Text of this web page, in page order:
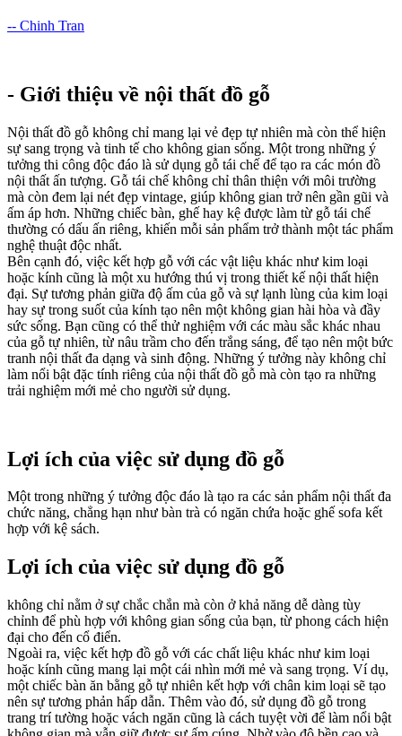
-- Chinh Tran
- Giới thiệu về nội thất đồ gỗ
Nội thất đồ gỗ không chỉ mang lại vẻ đẹp tự nhiên mà còn thể hiện
sự sang trọng và tinh tế cho không gian sống. Một trong những ý
tưởng thi công độc đáo là sử dụng gỗ tái chế để tạo ra các món đồ
nội thất ấn tượng. Gỗ tái chế không chỉ thân thiện với môi trường
mà còn đem lại nét đẹp vintage, giúp không gian trở nên gần gũi và
ấm áp hơn. Những chiếc bàn, ghế hay kệ được làm từ gỗ tái chế
thường có dấu ấn riêng, khiến mỗi sản phẩm trở thành một tác phẩm
nghệ thuật độc nhất.
Bên cạnh đó, việc kết hợp gỗ với các vật liệu khác như kim loại
hoặc kính cũng là một xu hướng thú vị trong thiết kế nội thất hiện
đại. Sự tương phản giữa độ ấm của gỗ và sự lạnh lùng của kim loại
hay sự trong suốt của kính tạo nên một không gian hài hòa và đầy
sức sống. Bạn cũng có thể thử nghiệm với các màu sắc khác nhau
của gỗ tự nhiên, từ nâu trầm cho đến trắng sáng, để tạo nên một bức
tranh nội thất đa dạng và sinh động. Những ý tưởng này không chỉ
làm nổi bật đặc tính riêng của nội thất đồ gỗ mà còn tạo ra những
trải nghiệm mới mẻ cho người sử dụng.
Lợi ích của việc sử dụng đồ gỗ
Một trong những ý tưởng độc đáo là tạo ra các sản phẩm nội thất đa
chức năng, chẳng hạn như bàn trà có ngăn chứa hoặc ghế sofa kết
hợp với kệ sách.
Lợi ích của việc sử dụng đồ gỗ
không chỉ nằm ở sự chắc chắn mà còn ở khả năng dễ dàng tùy
chỉnh để phù hợp với không gian sống của bạn, từ phong cách hiện
đại cho đến cổ điển.
Ngoài ra, việc kết hợp đồ gỗ với các chất liệu khác như kim loại
hoặc kính cũng mang lại một cái nhìn mới mẻ và sang trọng. Ví dụ,
một chiếc bàn ăn bằng gỗ tự nhiên kết hợp với chân kim loại sẽ tạo
nên sự tương phản hấp dẫn. Thêm vào đó, sử dụng đồ gỗ trong
trang trí tường hoặc vách ngăn cũng là cách tuyệt vời để làm nổi bật